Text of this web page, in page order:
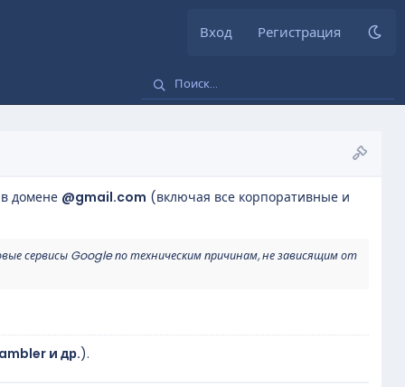
Вход Регистрация
домене @gmail.com (включая все корпоративные и
сервисы Google по техническим причинам, не зависящим от
и др.).